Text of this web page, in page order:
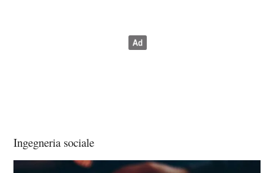
Ingegneria sociale